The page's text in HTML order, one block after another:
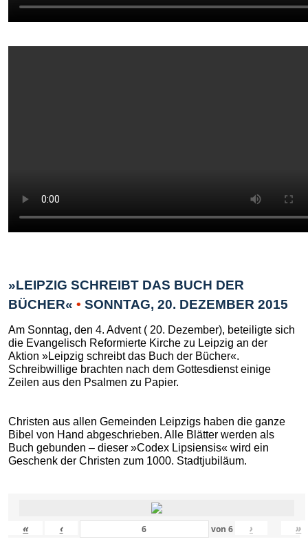
»LEIPZIG SCHREIBT DAS BUCH DER
BÜCHER« • SONNTAG, 20. DEZEMBER 2015
Am Sonntag, den 4. Advent ( 20. Dezember), beteiligte sich
die Evangelisch Reformierte Kirche zu Leipzig an der
Aktion »Leipzig schreibt das Buch der Bücher«.
Schreibwillige brachten nach dem Gottesdienst einige
Zeilen aus den Psalmen zu Papier.
Christen aus allen Gemeinden Leipzigs haben die ganze
Bibel von Hand abgeschrieben. Alle Blätter werden als
Buch gebunden – dieser »Codex Lipsiensis« wird ein
Geschenk der Christen zum 1000. Stadtjubiläum.
« ‹ von 6 › »